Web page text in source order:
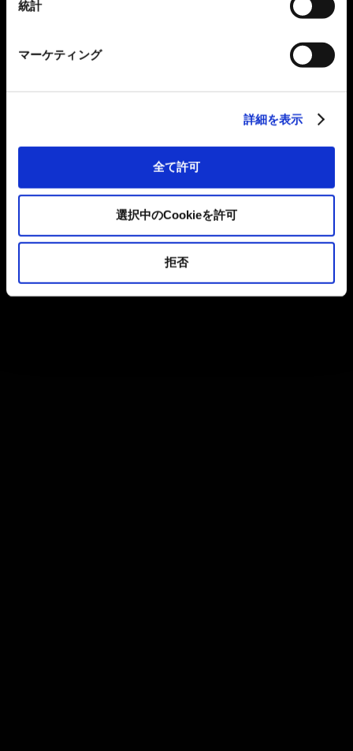
統計
マーケティング
詳細を表示
全て許可
選択中のCookieを許可
拒否